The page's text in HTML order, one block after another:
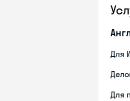
Для
Для